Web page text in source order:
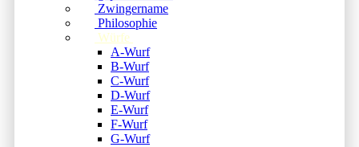
Zwingername
Philosophie
Würfe
A-Wurf
B-Wurf
C-Wurf
D-Wurf
E-Wurf
F-Wurf
G-Wurf